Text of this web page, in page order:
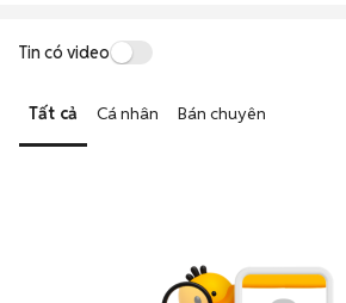
Tin có video
Tất cả Cá nhân Bán chuyên